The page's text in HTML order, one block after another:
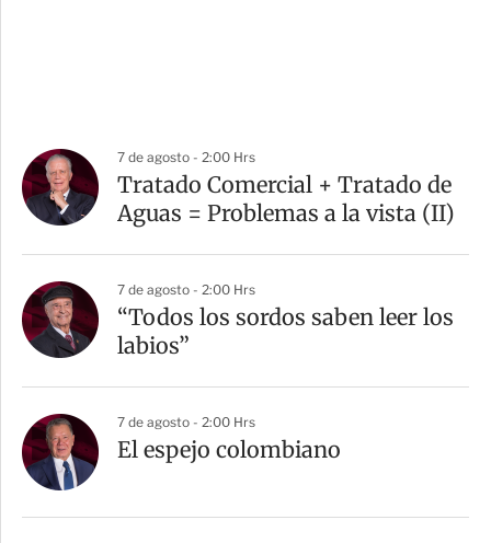
7 de agosto - 2:00 Hrs
Tratado Comercial + Tratado de
Aguas = Problemas a la vista (II)
7 de agosto - 2:00 Hrs
“Todos los sordos saben leer los
labios”
7 de agosto - 2:00 Hrs
El espejo colombiano